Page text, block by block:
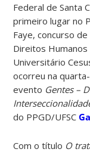
Federal de Santa
primeiro lugar no
Faye, concurso
Direitos
Universitário
ocorreu na
evento Gentes –
do PPGD/UFSC
Com o título O